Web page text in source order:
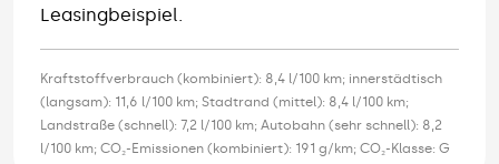
Leasingbeispiel.
Kraftstoffverbrauch (kombiniert): 8,4 l/100 km; innerstädtisch
(langsam): 11,6 l/100 km; Stadtrand (mittel): 8,4 l/100 km;
Landstraße (schnell): 7,2 l/100 km; Autobahn (sehr schnell): 8,2
l/100 km; CO₂-Emissionen (kombiniert): 191 g/km; CO₂-Klasse: G